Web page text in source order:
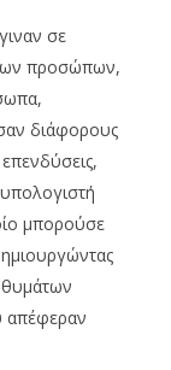
σε
προσώπων,
διάφορους
μπορούσε
θυμάτων
απέφεραν